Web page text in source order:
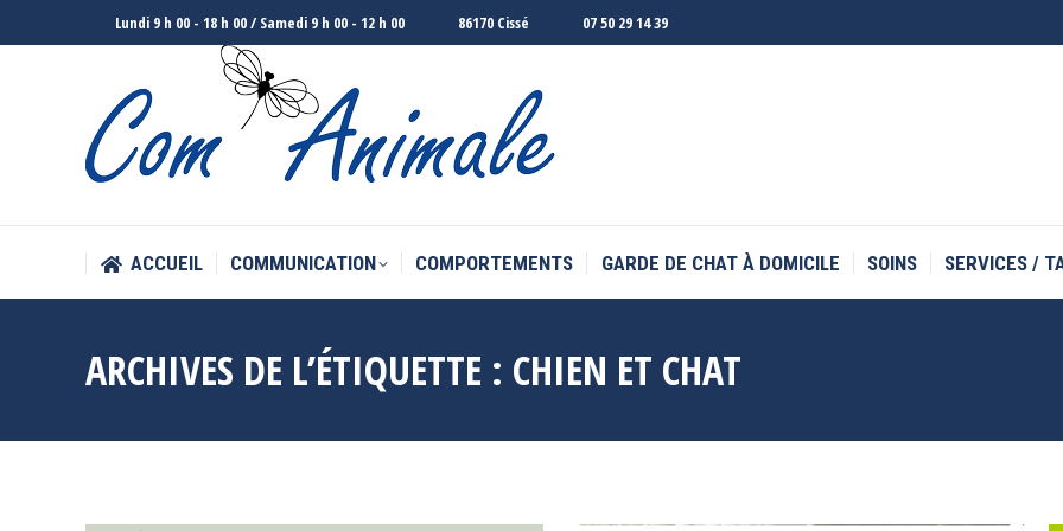
Lundi 9 h 00 - 18 h 00 / Samedi 9 h 00 - 12 h 00 86170 Cissé 07 50 29 14 39
ACCUEIL COMMUNICATION COMPORTEMENTS GARDE DE CHAT À DOMICILE SOINS SERVICES /
ARCHIVES DE L’ÉTIQUETTE : CHIEN ET CHAT